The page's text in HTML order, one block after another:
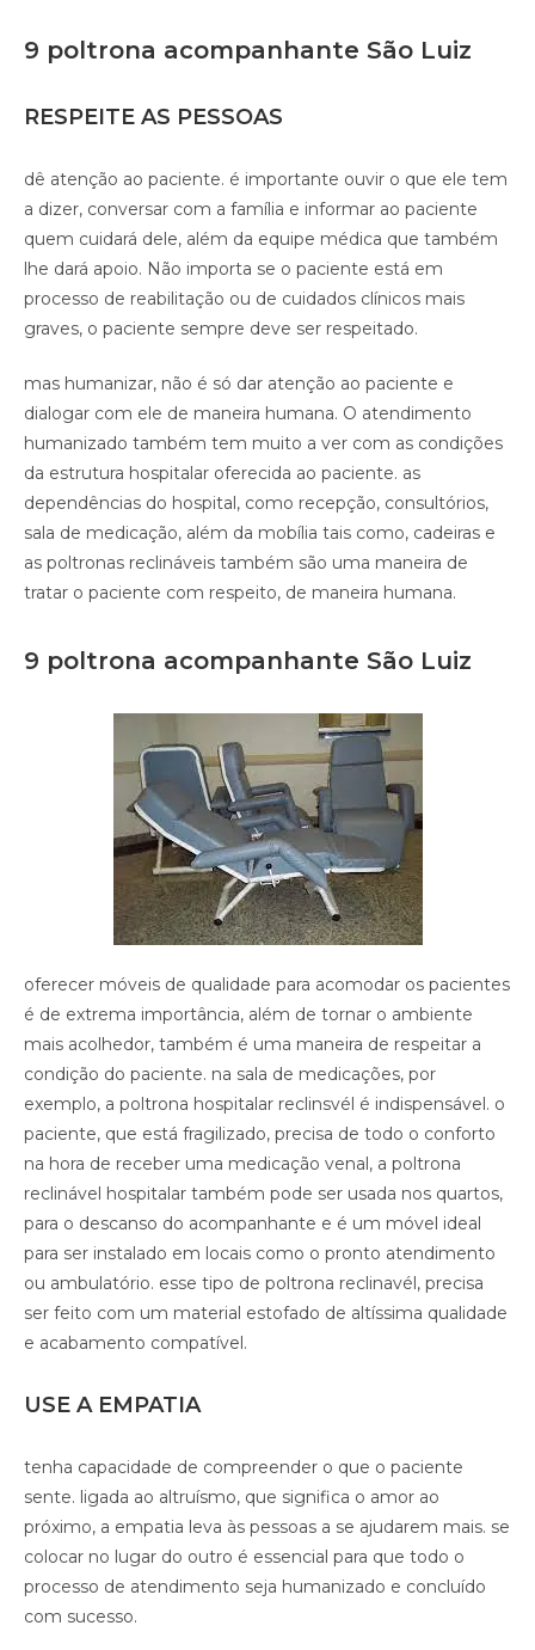
9 poltrona acompanhante São Luiz
RESPEITE AS PESSOAS
dê atenção ao paciente. é importante ouvir o que ele tem
a dizer, conversar com a família e informar ao paciente
quem cuidará dele, além da equipe médica que também
lhe dará apoio. Não importa se o paciente está em
processo de reabilitação ou de cuidados clínicos mais
graves, o paciente sempre deve ser respeitado.
mas humanizar, não é só dar atenção ao paciente e
dialogar com ele de maneira humana. O atendimento
humanizado também tem muito a ver com as condições
da estrutura hospitalar oferecida ao paciente. as
dependências do hospital, como recepção, consultórios,
sala de medicação, além da mobília tais como, cadeiras e
as poltronas reclináveis também são uma maneira de
tratar o paciente com respeito, de maneira humana.
9 poltrona acompanhante São Luiz
oferecer móveis de qualidade para acomodar os pacientes
é de extrema importância, além de tornar o ambiente
mais acolhedor, também é uma maneira de respeitar a
condição do paciente. na sala de medicações, por
exemplo, a poltrona hospitalar reclinsvél é indispensável. o
paciente, que está fragilizado, precisa de todo o conforto
na hora de receber uma medicação venal, a poltrona
reclinável hospitalar também pode ser usada nos quartos,
para o descanso do acompanhante e é um móvel ideal
para ser instalado em locais como o pronto atendimento
ou ambulatório. esse tipo de poltrona reclinavél, precisa
ser feito com um material estofado de altíssima qualidade
e acabamento compatível.
USE A EMPATIA
tenha capacidade de compreender o que o paciente
sente. ligada ao altruísmo, que significa o amor ao
próximo, a empatia leva às pessoas a se ajudarem mais. se
colocar no lugar do outro é essencial para que todo o
processo de atendimento seja humanizado e concluído
com sucesso.